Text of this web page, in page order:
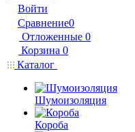
Войти
Сравнение0
Отложенные 0
Корзина 0
Каталог
Шумоизоляция
Короба